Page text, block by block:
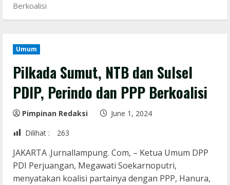
Berkoalisi
Umum
Pilkada Sumut, NTB dan Sulsel
PDIP, Perindo dan PPP Berkoalisi
Pimpinan Redaksi
June 1, 2024
Dilihat :
263
JAKARTA .Jurnallampung. Com, – Ketua Umum DPP
PDI Perjuangan, Megawati Soekarnoputri,
menyatakan koalisi partainya dengan PPP, Hanura,